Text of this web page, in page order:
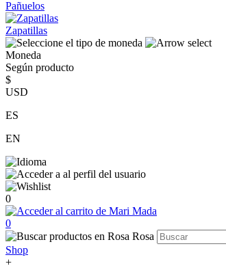
Pañuelos
Zapatillas
Moneda
Según producto
$
USD
ES
EN
0
0
Shop
+